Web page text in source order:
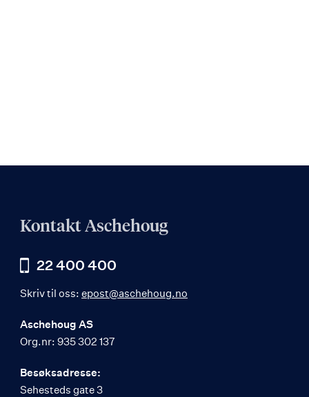
Kontakt Aschehoug
22 400 400
Skriv til oss: epost@aschehoug.no
Aschehoug AS
Org.nr: 935 302 137
Besøksadresse:
Sehesteds gate 3